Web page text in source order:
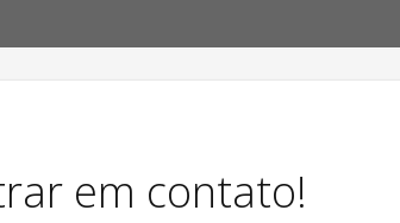
em contato!